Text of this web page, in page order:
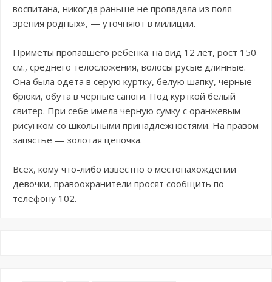
воспитана, никогда раньше не пропадала из поля
зрения родных», — уточняют в милиции.
Приметы пропавшего ребенка: на вид 12 лет, рост 150
см., среднего телосложения, волосы русые длинные.
Она была одета в серую куртку, белую шапку, черные
брюки, обута в черные сапоги. Под курткой белый
свитер. При себе имела черную сумку с оранжевым
рисунком со школьными принадлежностями. На правом
запястье — золотая цепочка.
Всех, кому что-либо известно о местонахождении
девочки, правоохранители просят сообщить по
телефону 102.